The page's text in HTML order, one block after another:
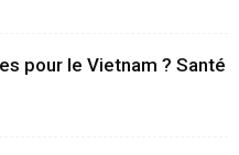
pour le Vietnam ? Santé